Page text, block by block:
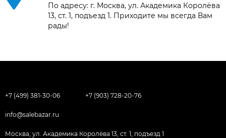
По адресу: г. Москва, ул. Академика Королёва
13, ст. 1, подъезд 1. Приходите мы всегда Вам
рады!
+7 (499) 381-30-06 +7 (903) 728-20-76
info@salebazar.ru
Москва, ул. Академика Королёва 13, ст. 1, подъезд 1